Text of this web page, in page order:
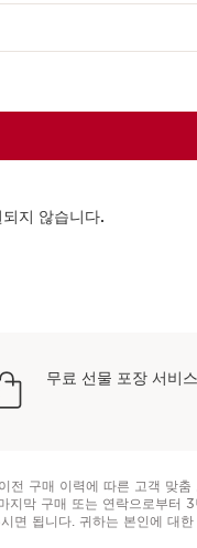
지 않습니다.
무료 선물 포장 서비스
전 구매 이력에 따른 고객 맞춤
지막 구매 또는 연락으로부터
면 됩니다. 귀하는 본인에 대한
는 경우 언제든지 당사에 연락